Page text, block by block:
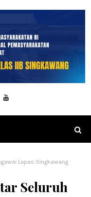
Lapas Singkawang
Seluruh